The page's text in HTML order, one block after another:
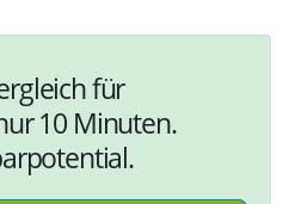
für
10 Minuten.